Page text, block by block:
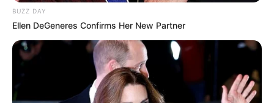
BUZZ DAY
Ellen DeGeneres Confirms Her New Partner